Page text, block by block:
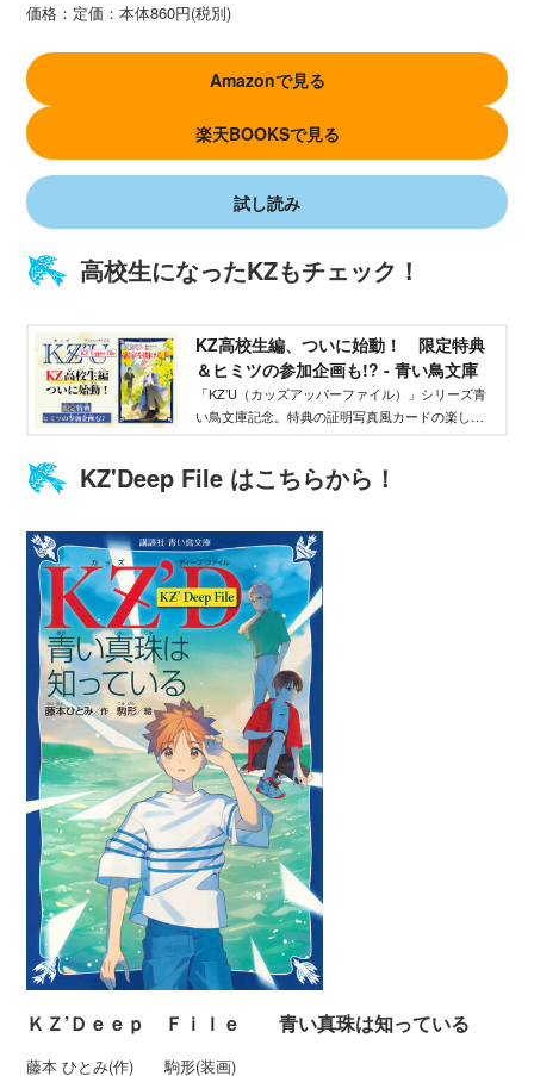
価格： 定価：本体860円(税別)
Amazonで見る
楽天BOOKSで見る
試し読み
高校生になったKZもチェック！
KZ高校生編、ついに始動！ 限定特典
＆ヒミツの参加企画も!? - 青い鳥文庫
「KZ’U（カッズアッパーファイル）」シリーズ青
い鳥文庫記念。特典の証明写真風カードの楽しみ
KZ'Deep File はこちらから！
ＫＺ’Ｄｅｅｐ Ｆｉｌｅ 青い真珠は知っている
藤本 ひとみ(作) 駒形(装画)